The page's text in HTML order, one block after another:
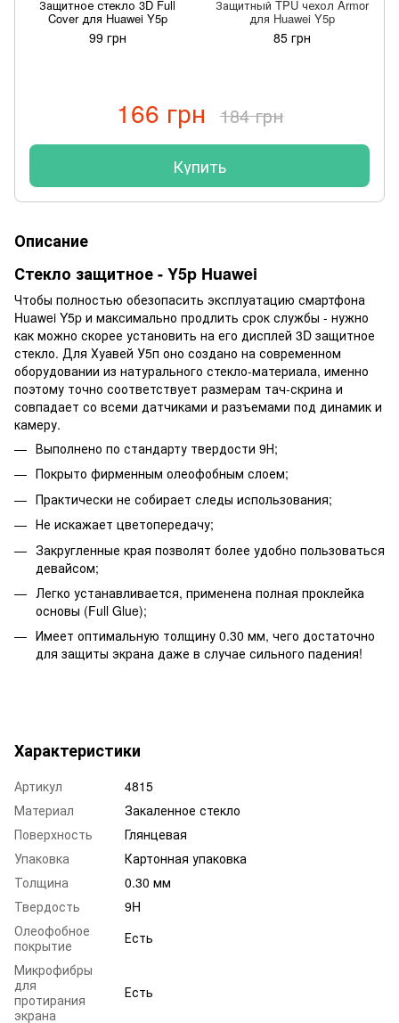
Защитное стекло 3D Full
Cover для Huawei Y5p
99 грн
Защитный TPU чехол Armor
для Huawei Y5p
85 грн
166 грн 184 грн
Купить
Описание
Стекло защитное - Y5p Huawei
Чтобы полностью обезопасить эксплуатацию смартфона
Huawei Y5p и максимально продлить срок службы - нужно
как можно скорее установить на его дисплей 3D защитное
стекло. Для Хуавей У5п оно создано на современном
оборудовании из натурального стекло-материала, именно
поэтому точно соответствует размерам тач-скрина и
совпадает со всеми датчиками и разъемами под динамик и
камеру.
Выполнено по стандарту твердости 9Н;
Покрыто фирменным олеофобным слоем;
Практически не собирает следы использования;
Не искажает цветопередачу;
Закругленные края позволят более удобно пользоваться
девайсом;
Легко устанавливается, применена полная проклейка
основы (Full Glue);
Имеет оптимальную толщину 0.30 мм, чего достаточно
для защиты экрана даже в случае сильного падения!
Характеристики
Артикул
4815
Материал
Закаленное стекло
Поверхность
Глянцевая
Упаковка
Картонная упаковка
Толщина
0.30 мм
Твердость
9H
Олеофобное
покрытие
Есть
Микрофибры
для
протирания
экрана
Есть